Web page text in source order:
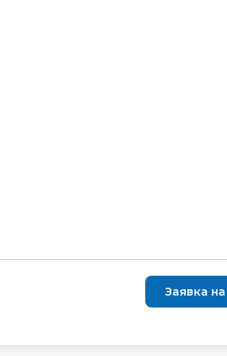
Заявка